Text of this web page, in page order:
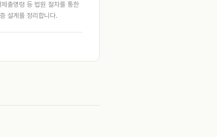
출명령 등 법원 절차를 통한
설계를 정리합니다.